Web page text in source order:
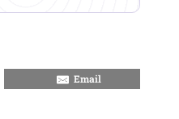
Email